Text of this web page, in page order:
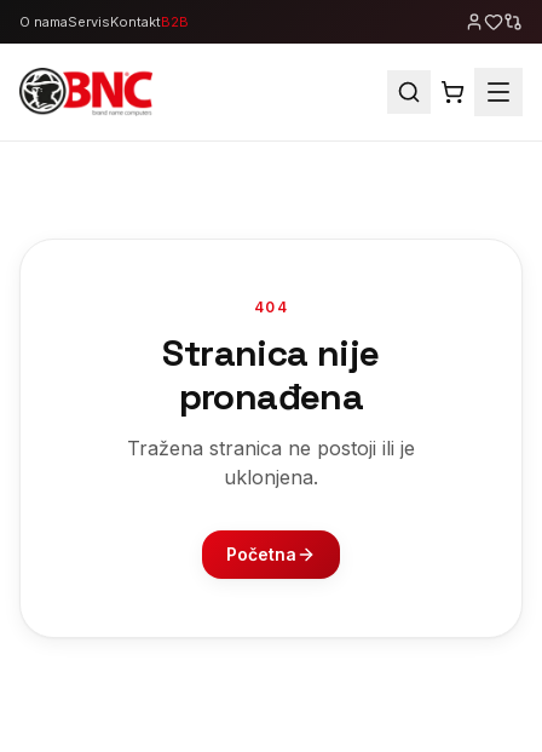
O namaServisKontaktB2B
404
Stranica nije
pronađena
Tražena stranica ne postoji ili je
uklonjena.
Početna